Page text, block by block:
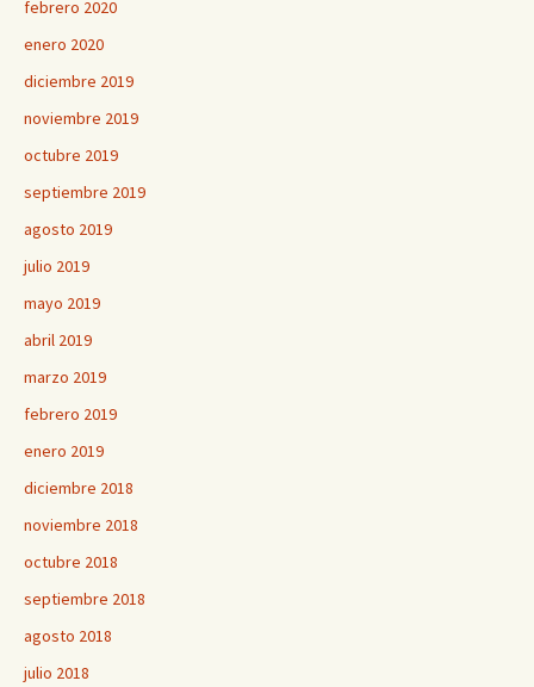
febrero 2020
enero 2020
diciembre 2019
noviembre 2019
octubre 2019
septiembre 2019
agosto 2019
julio 2019
mayo 2019
abril 2019
marzo 2019
febrero 2019
enero 2019
diciembre 2018
noviembre 2018
octubre 2018
septiembre 2018
agosto 2018
julio 2018